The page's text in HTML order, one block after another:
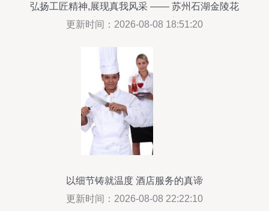
弘扬工匠精神,展现真我风采 —— 苏州石湖金陵花
园酒店2017服务技能大赛纪实
更新时间：2026-08-08 18:51:20
以细节铸就温度 酒店服务的真谛
更新时间：2026-08-08 22:22:10